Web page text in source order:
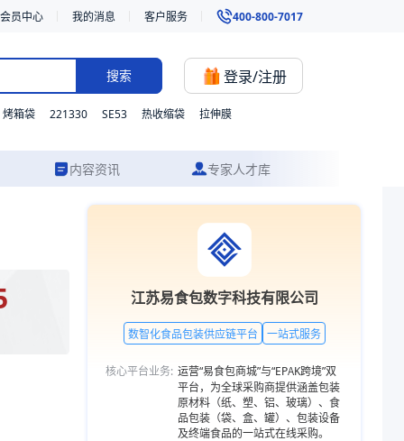
会员中心 我的消息 客户服务 400-800-7017
搜索 登录/注册
烤箱袋 221330 SE53 热收缩袋 拉伸膜
内容资讯 专家人才库
江苏易食包数字科技有限公司
数智化食品包装供应链平台 一站式服务
核心平台业务: 运营“易食包商城”与“EPAK跨境”双
平台，为全球采购商提供涵盖包装
原材料（纸、塑、铝、玻璃）、食
品包装（袋、盒、罐）、包装设备
及终端食品的一站式在线采购。